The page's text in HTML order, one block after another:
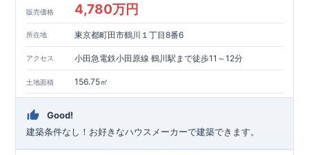
1.2倍の暴風に対しても損傷を生じないことで耐風最高等級
取得しています。 ■自社一貫体制もっと詳しく 東栄住宅は土
地の仕入れ、設計、施工、販売、メンテナンスまで、すべての
プロセスに携わっています。 ■ アフターサポート
快適に暮らすことができる住宅の品質を長期にわたり
維持するには、定期的な点検を実施することが重要です。
60年間の保証制度がございます。もちろん、定期点検以外でも
販売価格 4,780万円
所在地 東京都町田市鶴川１丁目8番6
アクセス 小田急電鉄小田原線 鶴川駅まで徒歩11～12分
土地面積 156.75㎡
Good!
建築条件なし！​お好きなハウスメーカーで建築できます。